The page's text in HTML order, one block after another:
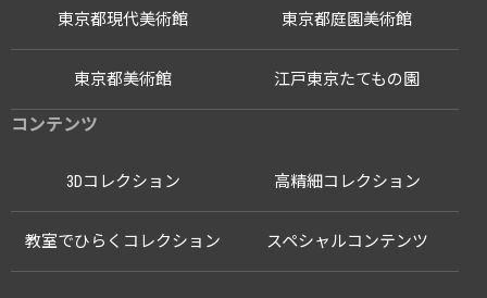
江戸東京たてもの園
東京都現代美術館 東京都庭園美術館
東京都美術館
コンテンツ
3Dコレクション 高精細コレクション
教室でひらくコレクション スペシャルコンテンツ